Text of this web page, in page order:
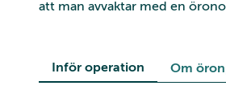
att man avvaktar med en
Inför operation Om